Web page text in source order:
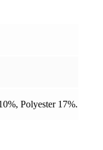
Polyester 17%.